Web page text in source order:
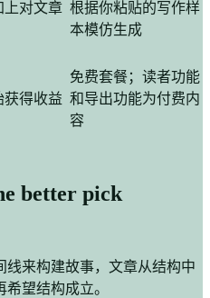
上对文章 根据你粘贴的写作样
本模仿生成
获得收益
免费套餐；读者功能
和导出功能为付费内
容
better pick
线来构建故事，文章从结构中
望结构成立。